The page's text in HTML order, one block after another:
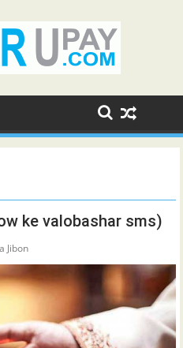
ke valobashar sms)
Jibon